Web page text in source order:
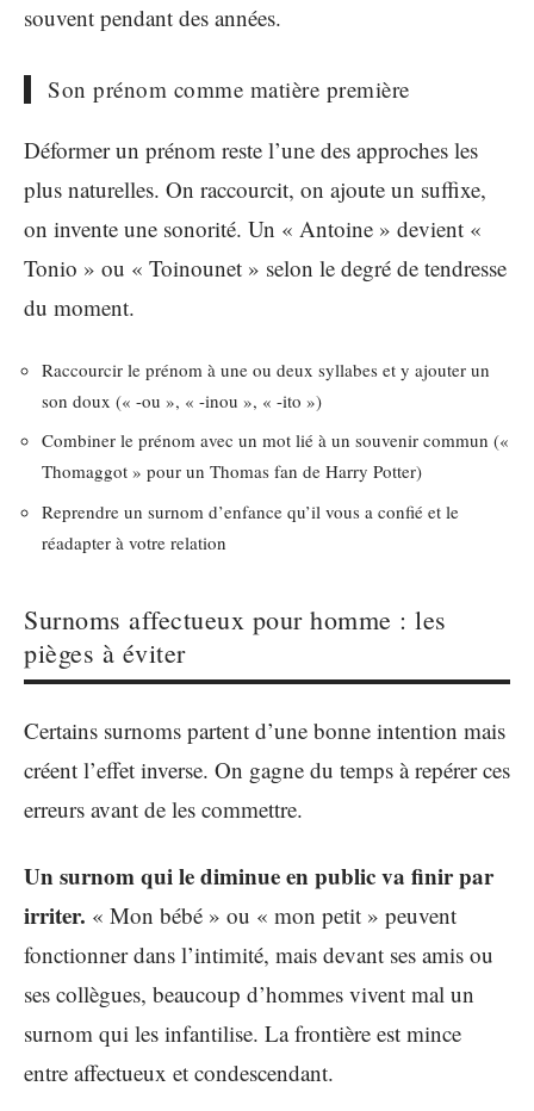
souvent pendant des années.
Son prénom comme matière première
Déformer un prénom reste l’une des approches les
plus naturelles. On raccourcit, on ajoute un suffixe,
on invente une sonorité. Un « Antoine » devient «
Tonio » ou « Toinounet » selon le degré de tendresse
du moment.
Raccourcir le prénom à une ou deux syllabes et y ajouter un
son doux (« -ou », « -inou », « -ito »)
Combiner le prénom avec un mot lié à un souvenir commun («
Thomaggot » pour un Thomas fan de Harry Potter)
Reprendre un surnom d’enfance qu’il vous a confié et le
réadapter à votre relation
Surnoms affectueux pour homme : les
pièges à éviter
Certains surnoms partent d’une bonne intention mais
créent l’effet inverse. On gagne du temps à repérer ces
erreurs avant de les commettre.
Un surnom qui le diminue en public va finir par
irriter. « Mon bébé » ou « mon petit » peuvent
fonctionner dans l’intimité, mais devant ses amis ou
ses collègues, beaucoup d’hommes vivent mal un
surnom qui les infantilise. La frontière est mince
entre affectueux et condescendant.